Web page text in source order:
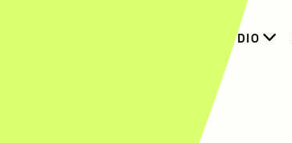
STUDIO